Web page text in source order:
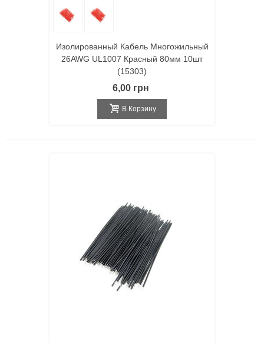
Изолированный Кабель Многожильный
26AWG UL1007 Красный 80мм 10шт
(15303)
6,00 грн
В Корзину